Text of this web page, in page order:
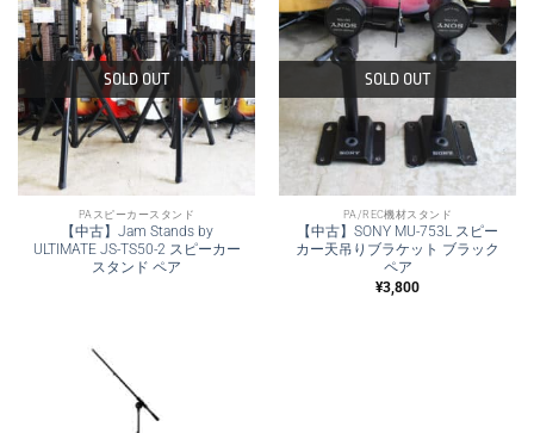
SOLD OUT
PAスピーカースタンド
【中古】Jam Stands by
ULTIMATE JS-TS50-2 スピーカー
スタンド ペア
SOLD OUT
PA/REC機材スタンド
【中古】SONY MU-753L スピー
カー天吊りブラケット ブラック
ペア
¥3,800